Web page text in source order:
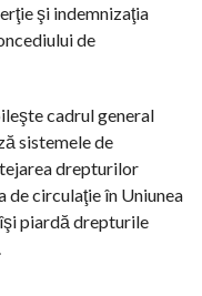
şi indemnizaţia
de
cadrul general
sistemele de
drepturilor
circulaţie în Uniunea
piardă drepturile